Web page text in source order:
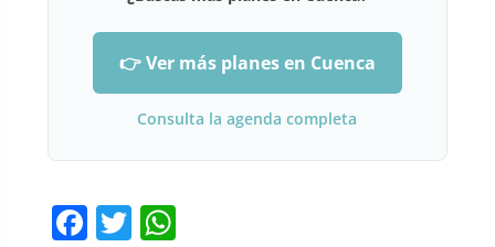
👉 Ver más planes en Cuenca
Consulta la agenda completa
F T W